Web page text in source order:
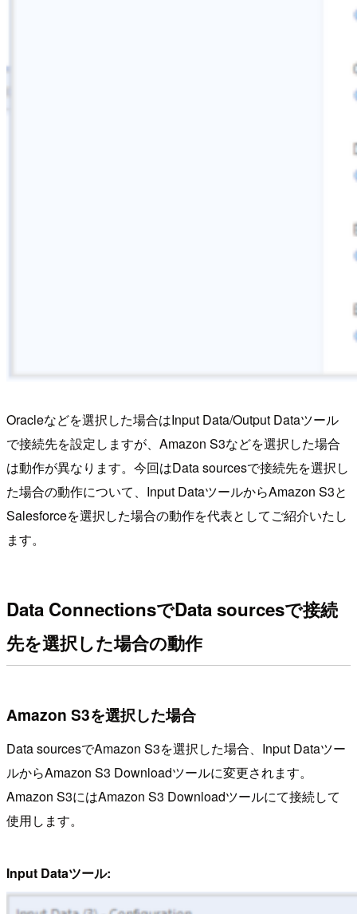
Oracleなどを選択した場合はInput Data/Output Dataツール
で接続先を設定しますが、Amazon S3などを選択した場合
は動作が異なります。今回はData sourcesで接続先を選択し
た場合の動作について、Input DataツールからAmazon S3と
Salesforceを選択した場合の動作を代表としてご紹介いたし
ます。
Data ConnectionsでData sourcesで接続
先を選択した場合の動作
Amazon S3を選択した場合
Data sourcesでAmazon S3を選択した場合、Input Dataツー
ルからAmazon S3 Downloadツールに変更されます。
Amazon S3にはAmazon S3 Downloadツールにて接続して
使用します。
Input Dataツール: